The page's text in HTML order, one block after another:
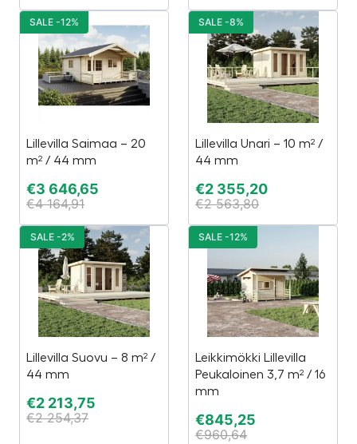
Lillevilla Saimaa – 20
m² / 44 mm
€3 646,65
€4 164,91
SALE -12%
Lillevilla Unari – 10 m² /
44 mm
€2 355,20
€2 563,80
SALE -8%
Lillevilla Suovu – 8 m² /
44 mm
€2 213,75
€2 254,37
SALE -2%
Leikkimökki Lillevilla
Peukaloinen 3,7 m² / 16
mm
€845,25
€960,64
SALE -12%